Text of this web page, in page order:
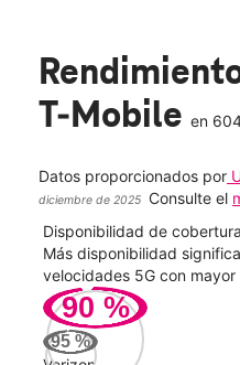
T-Mobile en
Datos proporcionados por
diciembre de 2025
Consulte el
Disponibilidad de
Más disponibilidad
velocidades 5G con
90 %
95 %